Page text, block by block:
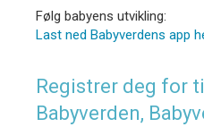
Følg babyens utvikling:
Last ned Babyverdens app
Registrer deg for
Babyverden,